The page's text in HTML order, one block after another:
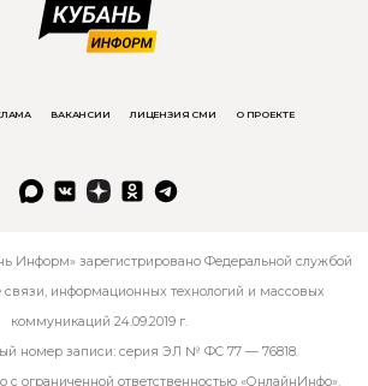
ВАКАНСИИ ЛИЦЕНЗИЯ СМИ О ПРОЕКТЕ
Информ» зарегистрировано Федеральной службой
связи, информационных технологий и массовых
коммуникаций 24.09.2019 г.
номер записи: серия ЭЛ № ФС 77 — 76818.
с ограниченной ответственностью «ОнлайнИнфо».